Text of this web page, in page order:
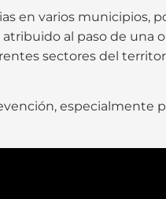
en varios municipios,
al paso de una
sectores del
especialmente